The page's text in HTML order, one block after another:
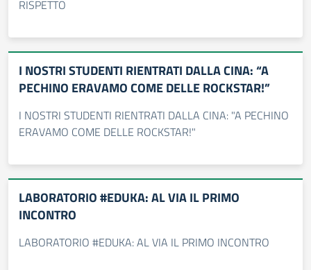
RISPETTO
I NOSTRI STUDENTI RIENTRATI DALLA CINA: “A
PECHINO ERAVAMO COME DELLE ROCKSTAR!”
I NOSTRI STUDENTI RIENTRATI DALLA CINA: "A PECHINO
ERAVAMO COME DELLE ROCKSTAR!"
LABORATORIO #EDUKA: AL VIA IL PRIMO
INCONTRO
LABORATORIO #EDUKA: AL VIA IL PRIMO INCONTRO